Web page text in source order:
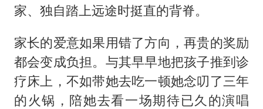
家、独自踏上远途时挺直的背脊。
家长的爱意如果用错了方向，再贵的奖励
都会变成负担。与其早早地把孩子推到诊
疗床上，不如带她去吃一顿她念叨了三年
的火锅，陪她去看一场期待已久的演唱